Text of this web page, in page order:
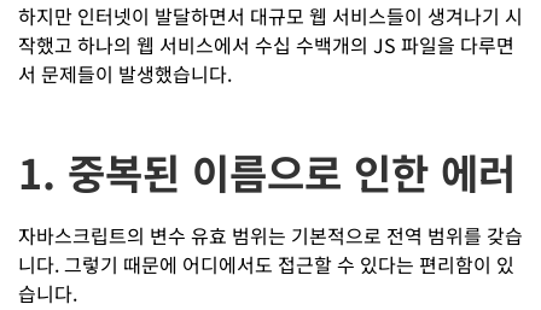
하지만 인터넷이 발달하면서 대규모 웹 서비스들이 생겨나기 시
작했고 하나의 웹 서비스에서 수십 수백개의 JS 파일을 다루면
서 문제들이 발생했습니다.
1. 중복된 이름으로 인한 에러
자바스크립트의 변수 유효 범위는 기본적으로 전역 범위를 갖습
니다. 그렇기 때문에 어디에서도 접근할 수 있다는 편리함이 있
습니다.